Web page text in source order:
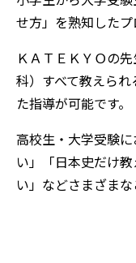
せ方」を熟知したプ
ＫＡＴＥＫＹＯの
科）すべて教えら
た指導が可能です。
高校生・大学受験
い」「日本史だけ
い」などさまざまな